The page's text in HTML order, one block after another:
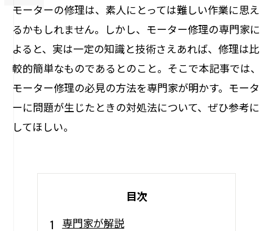
モーターの修理は、素人にとっては難しい作業に思え
るかもしれません。しかし、モーター修理の専門家に
よると、実は一定の知識と技術さえあれば、修理は比
較的簡単なものであるとのこと。そこで本記事では、
モーター修理の必見の方法を専門家が明かす。モータ
ーに問題が生じたときの対処法について、ぜひ参考に
してほしい。
目次
専門家が解説